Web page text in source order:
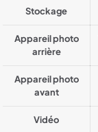
Stockage
Appareil photo
arrière
Appareil photo
avant
Vidéo